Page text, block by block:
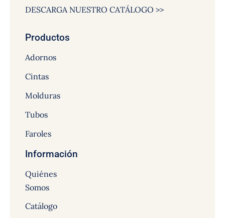
DESCARGA NUESTRO CATÁLOGO >>
Productos
Adornos
Cintas
Molduras
Tubos
Faroles
Información
Quiénes
Somos
Catálogo